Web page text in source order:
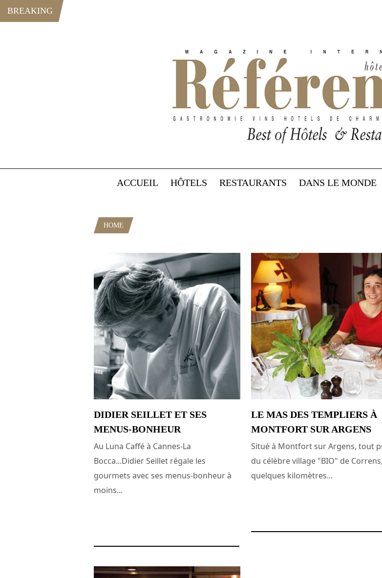
BREAKING
ACCUEIL HÔTELS RESTAURANTS DANS LE MONDE
HOME
DIDIER SEILLET ET SES
MENUS-BONHEUR
Au Luna Caffé à Cannes-La
Bocca...Didier Seillet régale les
gourmets avec ses menus-bonheur à
moins...
LE MAS DES TEMPLIERS À
MONTFORT SUR ARGENS
Situé à Montfort sur Argens, tout
du célèbre village "BIO" de
quelques kilomètres...